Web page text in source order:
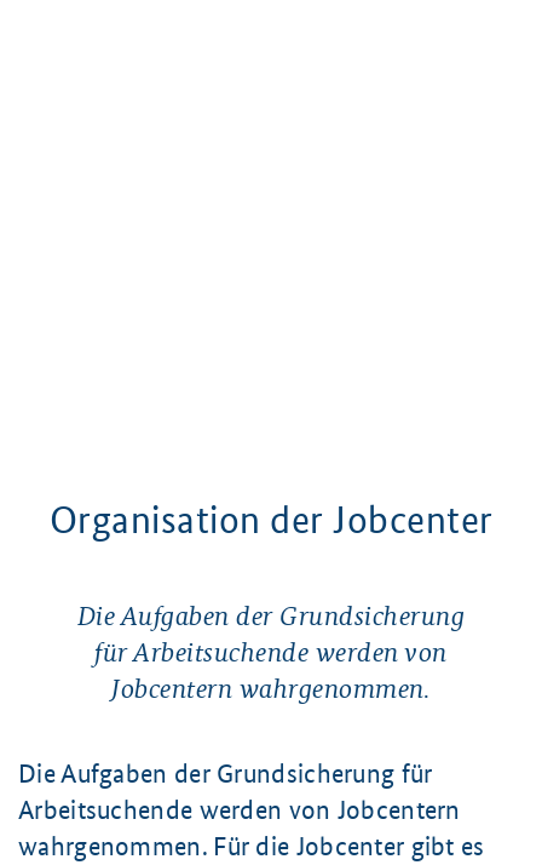
Organisation der Jobcenter
Die Aufgaben der Grundsicherung
für Arbeitsuchende werden von
Jobcentern wahrgenommen.
Die Aufgaben der Grundsicherung für
Arbeitsuchende werden von Jobcentern
wahrgenommen. Für die Jobcenter gibt es